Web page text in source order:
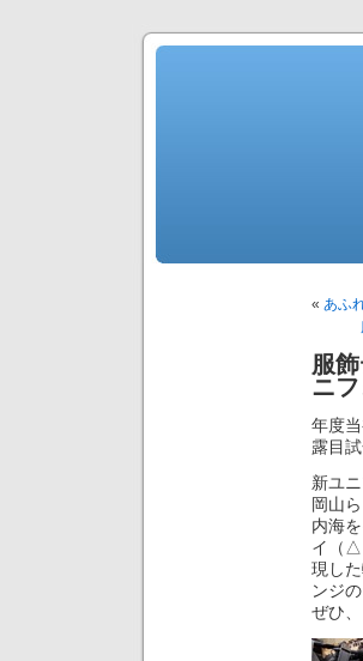
« あふ
服
ニフ
年度
露目
新ユ
岡山
内海
イ（△
現し
ンジ
ぜひ